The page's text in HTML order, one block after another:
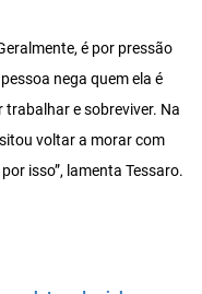
é por pressão
nega quem ela é
e sobreviver. Na
voltar a morar com
isso”, lamenta Tessaro.